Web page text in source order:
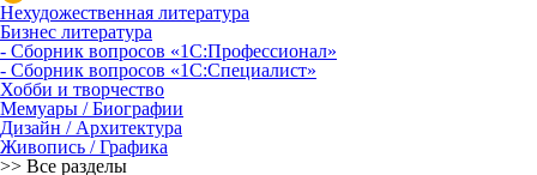
Нехудожественная литература
Бизнес литература
- Сборник вопросов «1С:Профессионал»
- Сборник вопросов «1С:Специалист»
Хобби и творчество
Мемуары / Биографии
Дизайн / Архитектура
Живопись / Графика
>> Все разделы